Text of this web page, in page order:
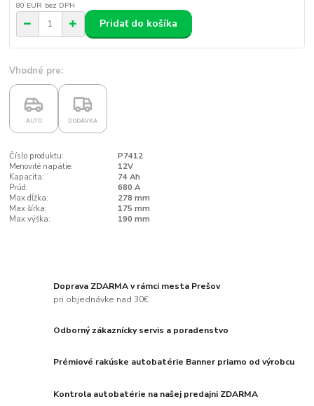
80 EUR bez DPH
Pridať do košíka
Vhodné pre:
AUTO DODÁVKA
Číslo produktu:
P7412
Menovité napätie:
12V
Kapacita:
74 Ah
Prúd:
680 A
Max dĺžka:
278 mm
Max šírka:
175 mm
Max výška:
190 mm
Doprava ZDARMA v rámci mesta Prešov
pri objednávke nad 30€
Odborný zákaznícky servis a poradenstvo
Prémiové rakúske autobatérie Banner priamo od výrobcu
Kontrola autobatérie na našej predajni ZDARMA